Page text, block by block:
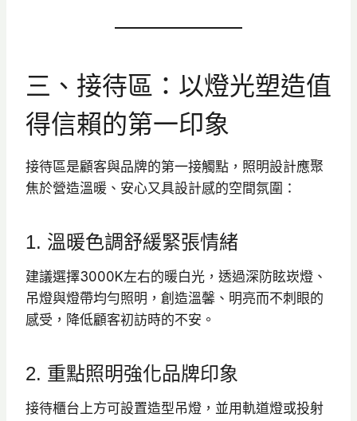
三、接待區：以燈光塑造值
得信賴的第一印象
接待區是顧客與品牌的第一接觸點，照明設計應聚
焦於營造溫暖、安心又具設計感的空間氛圍：
1. 溫暖色調舒緩緊張情緒
建議選擇3000K左右的暖白光，透過深防眩崁燈、
吊燈與燈帶均勻照明，創造溫馨、明亮而不刺眼的
感受，降低顧客初訪時的不安。
2. 重點照明強化品牌印象
接待櫃台上方可設置造型吊燈，並用軌道燈或投射